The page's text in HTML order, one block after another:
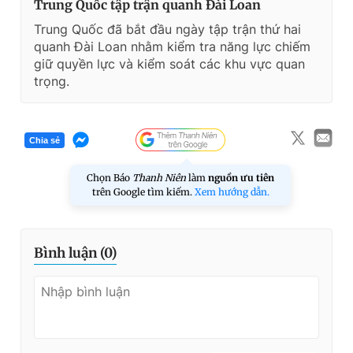
Trung Quốc tập trận quanh Đài Loan
Trung Quốc đã bắt đầu ngày tập trận thứ hai
quanh Đài Loan nhằm kiểm tra năng lực chiếm
giữ quyền lực và kiểm soát các khu vực quan
trọng.
Chia sẻ
Chọn Báo Thanh Niên làm nguồn ưu tiên
trên Google tìm kiếm. Xem hướng dẫn.
Bình luận (0)